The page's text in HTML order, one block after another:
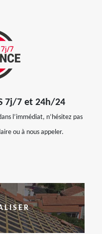
7j/7 et 24h/24
l’immédiat, n’hésitez pas
ou à nous appeler.